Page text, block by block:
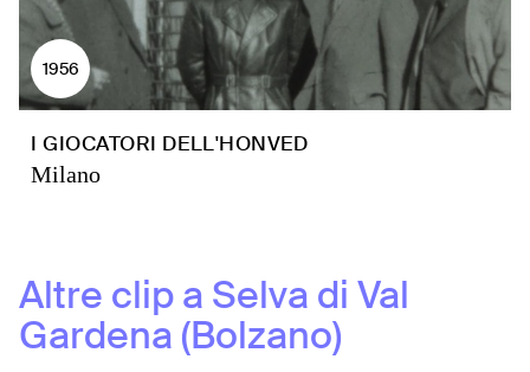
1956
I GIOCATORI DELL'HONVED
Milano
Altre clip a Selva di Val
Gardena (Bolzano)